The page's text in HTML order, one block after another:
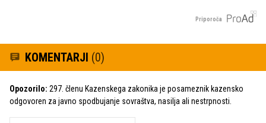
Priporoča
KOMENTARJI (0)
Opozorilo: 297. členu Kazenskega zakonika je posameznik kazensko
odgovoren za javno spodbujanje sovraštva, nasilja ali nestrpnosti.